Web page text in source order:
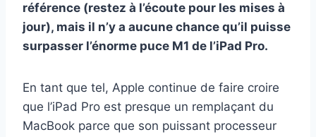
référence (restez à l’écoute pour les mises à
jour), mais il n’y a aucune chance qu’il puisse
surpasser l’énorme puce M1 de l’iPad Pro.
En tant que tel, Apple continue de faire croire
que l’iPad Pro est presque un remplaçant du
MacBook parce que son puissant processeur